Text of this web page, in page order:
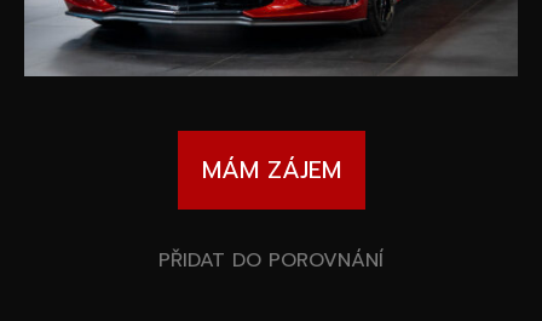
MÁM ZÁJEM
PŘIDAT DO POROVNÁNÍ